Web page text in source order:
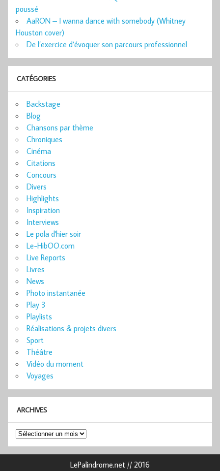
poussé
AaRON – I wanna dance with somebody (Whitney
Houston cover)
De l’exercice d’évoquer son parcours professionnel
CATÉGORIES
Backstage
Blog
Chansons par thème
Chroniques
Cinéma
Citations
Concours
Divers
Highlights
Inspiration
Interviews
Le pola d'hier soir
Le-HibOO.com
Live Reports
Livres
News
Photo instantanée
Play 3
Playlists
Réalisations & projets divers
Sport
Théâtre
Vidéo du moment
Voyages
ARCHIVES
Archives
LePalindrome.net // 2016